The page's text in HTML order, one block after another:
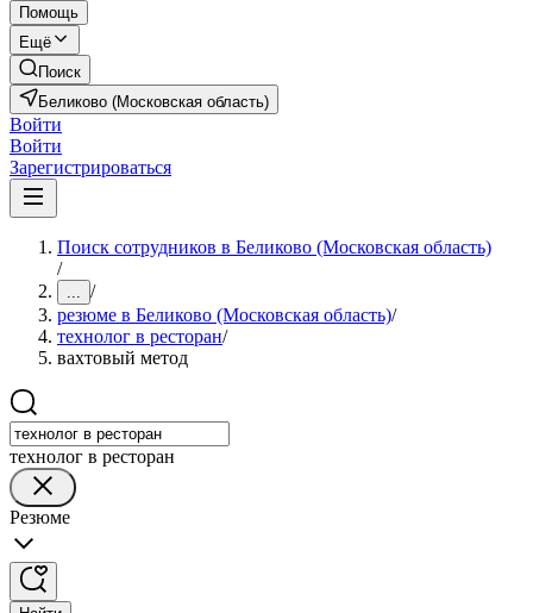
Помощь
Ещё
Поиск
Беликово (Московская область)
Войти
Войти
Зарегистрироваться
Поиск сотрудников в Беликово (Московская область)
/
... /
резюме в Беликово (Московская область)/
технолог в ресторан/
вахтовый метод
технолог в ресторан
Резюме